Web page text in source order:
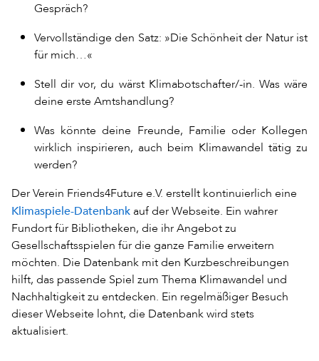
Gespräch?
Vervollständige den Satz: »Die Schönheit der Natur ist
für mich…«
Stell dir vor, du wärst Klimabotschafter/-in. Was wäre
deine erste Amtshandlung?
Was könnte deine Freunde, Familie oder Kollegen
wirklich inspirieren, auch beim Klimawandel tätig zu
werden?
Der Verein Friends4Future e.V. erstellt kontinuierlich eine
Klimaspiele-Datenbank auf der Webseite. Ein wahrer
Fundort für Bibliotheken, die ihr Angebot zu
Gesellschaftsspielen für die ganze Familie erweitern
möchten. Die Datenbank mit den Kurzbeschreibungen
hilft, das passende Spiel zum Thema Klimawandel und
Nachhaltigkeit zu entdecken. Ein regelmäßiger Besuch
dieser Webseite lohnt, die Datenbank wird stets
aktualisiert.